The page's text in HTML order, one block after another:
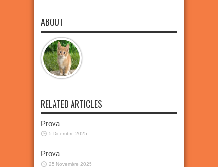
ABOUT
RELATED ARTICLES
Prova
5 Dicembre 2025
Prova
25 Novembre 2025